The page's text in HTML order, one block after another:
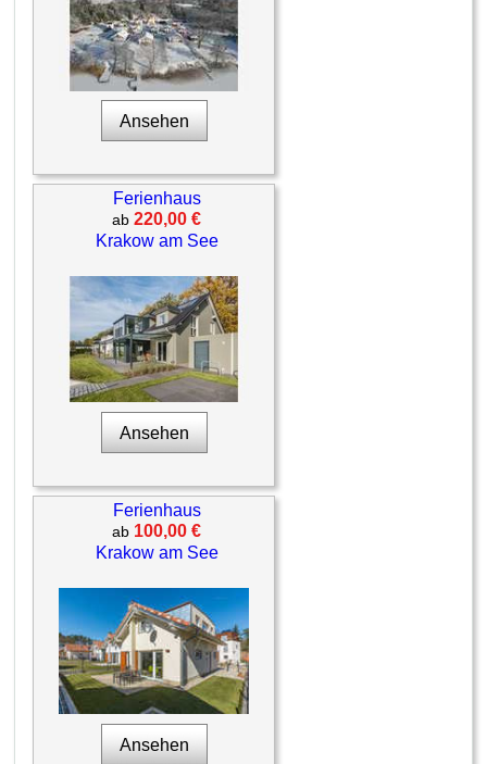
Ansehen
Ferienhaus
ab220,00 €
Krakow am See
Ansehen
Ferienhaus
ab 100,00 €
Krakow am See
Ansehen